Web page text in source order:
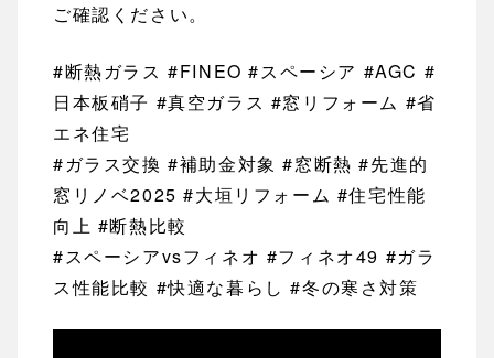
ご確認ください。
#断熱ガラス #FINEO #スペーシア #AGC #
日本板硝子 #真空ガラス #窓リフォーム #省
エネ住宅
#ガラス交換 #補助金対象 #窓断熱 #先進的
窓リノベ2025 #大垣リフォーム #住宅性能
向上 #断熱比較
#スペーシアvsフィネオ #フィネオ49 #ガラ
ス性能比較 #快適な暮らし #冬の寒さ対策